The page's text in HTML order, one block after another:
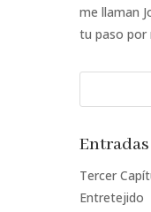
me llaman
tu paso por
Tercer
Entretejido